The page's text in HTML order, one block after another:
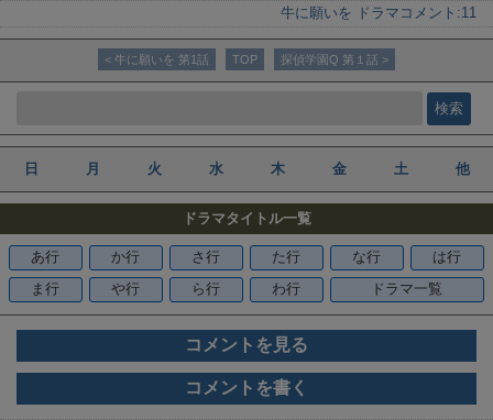
牛に願いを ドラマ コメント:11
< 牛に願いを 第1話 TOP 探偵学園Q 第１話 >
日 月 火 水 木 金 土 他
ドラマタイトル一覧
あ行 か行 さ行 た行 な行
は行
ま行
や行 ら行 わ行 ドラマ一覧
コメントを見る
コメントを書く